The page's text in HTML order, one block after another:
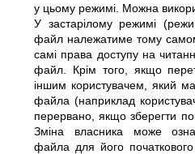
у цьому режимі. Можна
У застарілому режимі
файл належатиме тому
самі права доступу на
файл. Крім того, якщо
іншим користувачем, який
файла (наприклад
перервано, якщо зберегти
Зміна власника може
файла для його